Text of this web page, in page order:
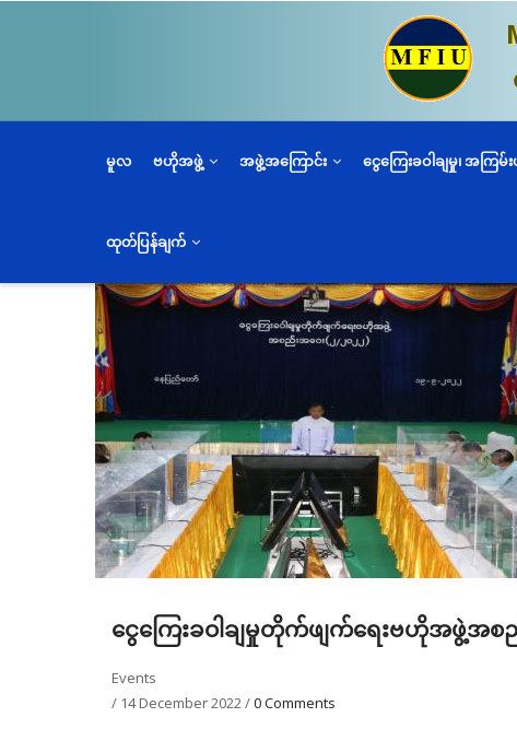
မည်
မူလ ဗဟိုအဖွဲ့ အဖွဲ့အကြောင်း ငွေကြေးခဝါချမှု၊ အက
ထုတ်ပြန်ချက်
ငွေကြေးခဝါချမှုတိုက်ဖျက်ရေးဗဟိုအဖွဲ့အစ
Events
/ 14 December 2022/0 Comments